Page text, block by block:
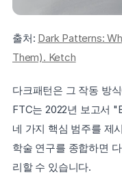
출처: Dark Patterns:
Them). Ketch
다크패턴은 그 작동 방
FTC는 2022년 보고서
네 가지 핵심 범주를 제
학술 연구를 종합하면
리할 수 있습니다.